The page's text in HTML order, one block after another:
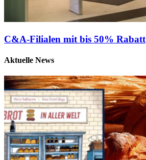
C&A-Filialen mit bis 50% Rabatt
Aktuelle News